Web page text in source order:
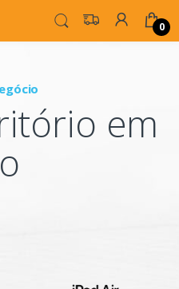
0
em